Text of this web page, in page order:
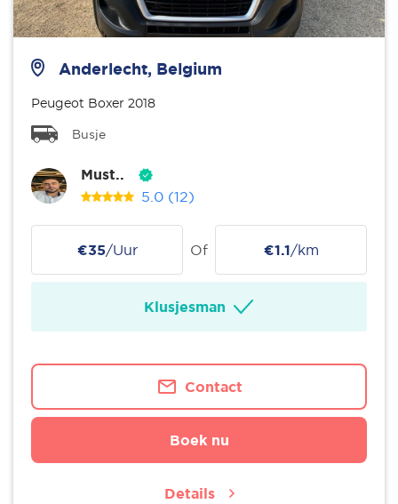
Anderlecht, Belgium
Peugeot Boxer 2018
Busje
Must..
5.0 (12)
€35/Uur Of €1.1/km
Klusjesman
Contact
Boek nu
Details